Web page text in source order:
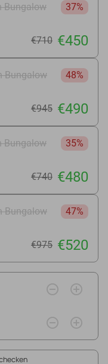
Bungalow
37%
€710 €450
Bungalow
48%
€945 €490
Bungalow
35%
€740 €480
Bungalow
47%
€975 €520
remove_circle_outline add_circle_outline
remove_circle_outline add_circle_outline